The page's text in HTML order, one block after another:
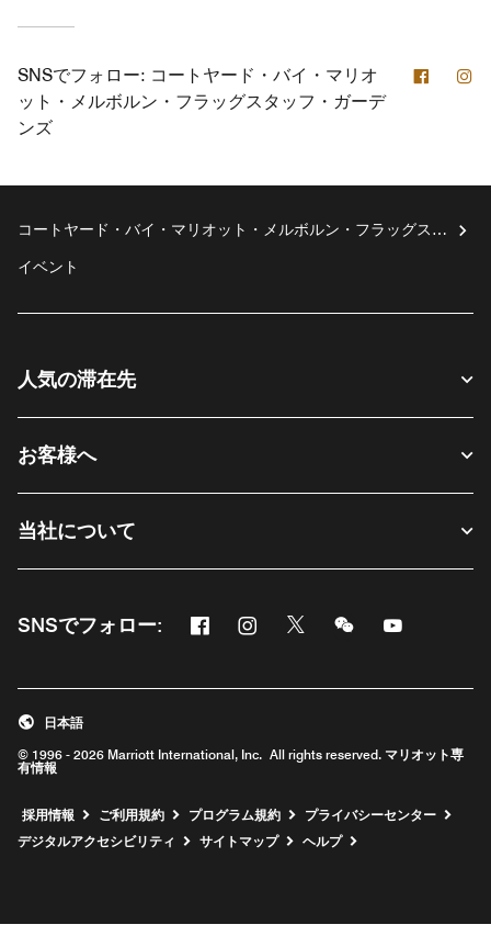
SNSでフォロー: コートヤード・バイ・マリオ
ット・メルボルン・フラッグスタッフ・ガーデ
ンズ
コートヤード・バイ・マリオット・メルボルン・フラッグスタ
イベント
人気の滞在先
お客様へ
当社について
SNSでフォロー: Facebook
新しいウィンドウで開く
Instagram
新しいウィンドウで開く
Twitter
新しいウィンドウで開く
Messenger
新しいウィンドウ
新しいウィ
© 1996 - 2026 Marriott International, Inc. All rights reserved. マリオット専
有情報
日本語
採用情報 新しいウィンドウで開く
ご利用規約 プログラム規約
プライバシーセンター
デジタルアクセシビリティ
サイトマップ ヘルプ